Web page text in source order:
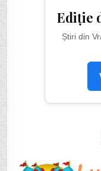
Ediție
Știri din